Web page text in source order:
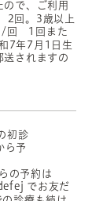
で、ご利用
2回。3歳以上
回 1回また
7年7月1日生
送されますの
初診
ら予
の予約は
でお友だ